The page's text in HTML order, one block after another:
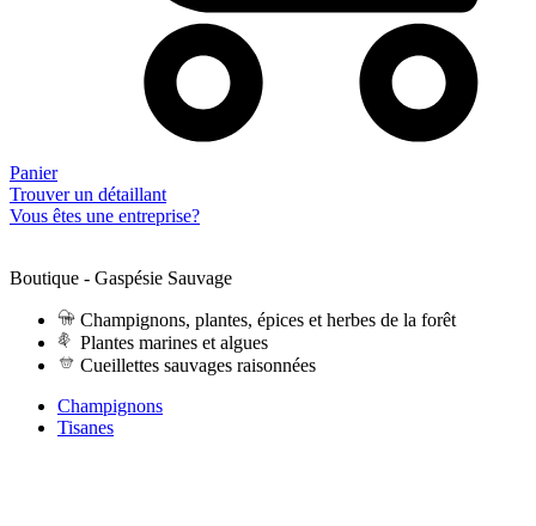
Panier
Trouver un détaillant
Vous êtes une entreprise?
Boutique - Gaspésie Sauvage
Champignons, plantes, épices et herbes de la forêt
Plantes marines et algues
Cueillettes sauvages raisonnées
Champignons
Tisanes